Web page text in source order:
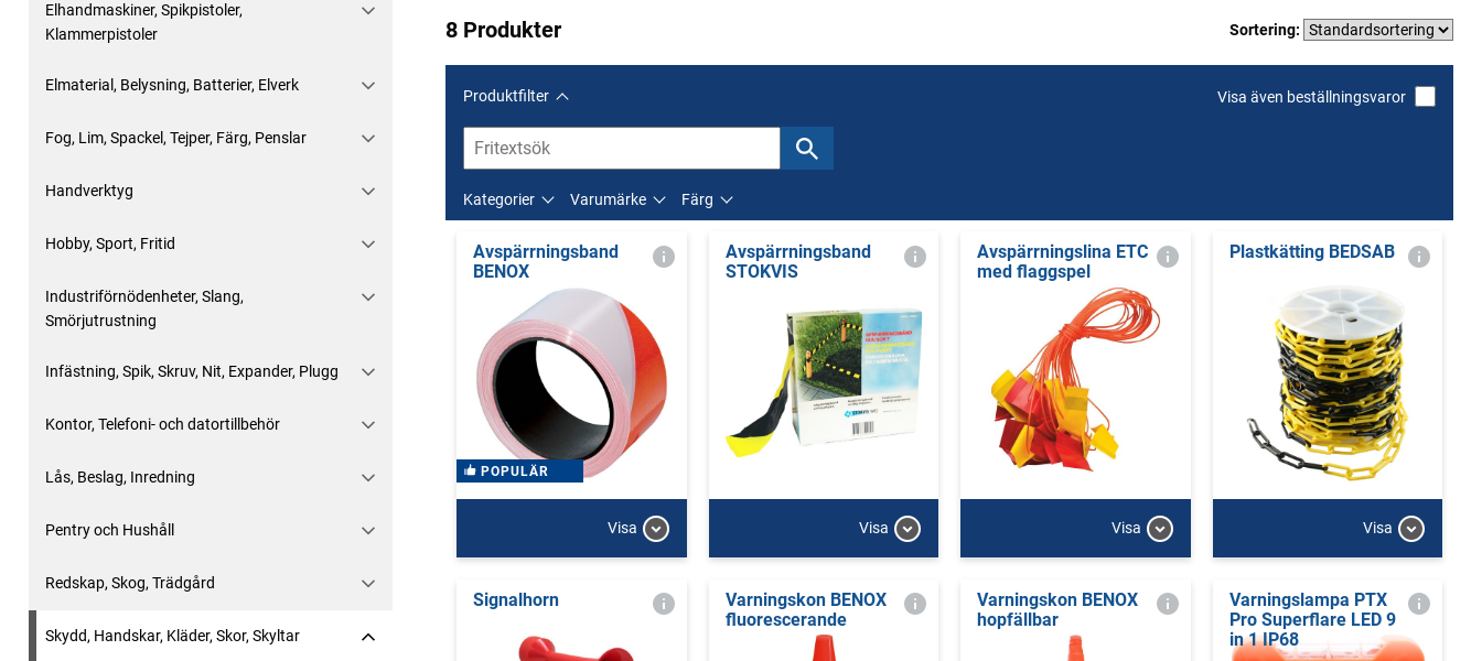
Elhandmaskiner, Spikpistoler,
Klammerpistoler
Elmaterial, Belysning, Batterier, Elverk
Fog, Lim, Spackel, Tejper, Färg, Penslar
Handverktyg
Hobby, Sport, Fritid
Industriförnödenheter, Slang,
Smörjutrustning
Infästning, Spik, Skruv, Nit, Expander, Plugg
Kontor, Telefoni- och datortillbehör
Lås, Beslag, Inredning
Pentry och Hushåll
Redskap, Skog, Trädgård
Skydd, Handskar, Kläder, Skor, Skyltar
8 Produkter Sortering:
Produktfilter Visa även beställningsvaror
Kategorier Varumärke Färg
Avspärrningsband
BENOX
POPULÄR
Visa
Avspärrningsband
STOKVIS
Visa
Avspärrningslina ETC
med flaggspel
Visa
Plastkätting BEDSAB
Visa
Signalhorn
Varningskon BENOX
fluorescerande
Varningskon BENOX
hopfällbar
Varningslampa PTX
Pro Superflare LED 9
in 1 IP68